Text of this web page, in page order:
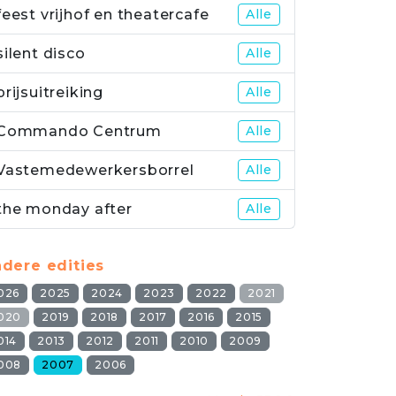
vrijhof en theatercafe Alle
disco Alle
Alle
Centrum Alle
Alle
monday after Alle
edities
2025 2024 2023 2022
2021
2019 2018 2017 2016
2015
2013 2012 2011 2010
2009
2007 2006